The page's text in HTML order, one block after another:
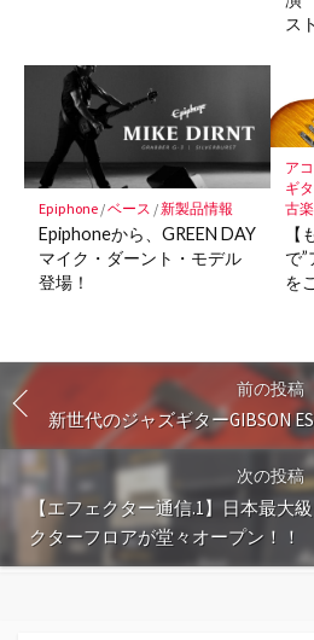
ス
Epiphone/ベース /新製品情報
Epiphoneから、GREEN DAY
マイク・ダーント・モデル
登場！
ア
ギ
古
で
を
前の投稿
新世代のジャズギターGIBSON
次の投稿
【エフェクター通信.1】日本最大
クターフロアが堂々オープン！！